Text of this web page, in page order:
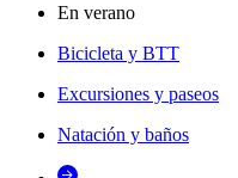
En verano
Bicicleta y BTT
Excursiones y paseos
Natación y baños